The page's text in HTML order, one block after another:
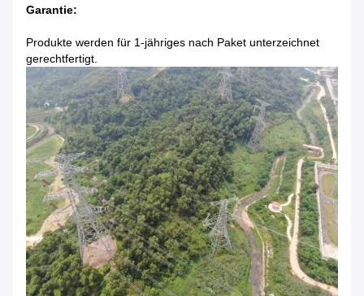
Garantie:
Produkte werden für 1-jähriges nach Paket unterzeichnet
gerechtfertigt.